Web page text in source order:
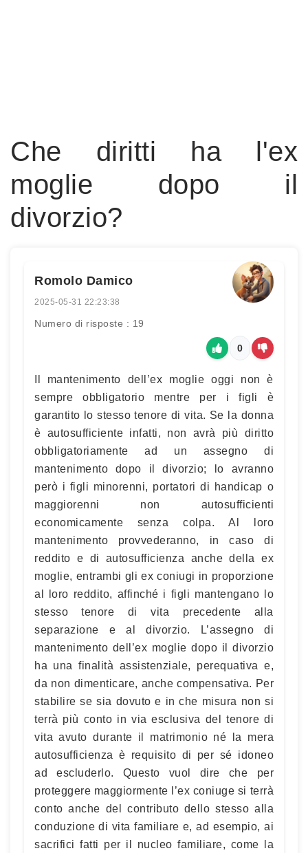
Che diritti ha l'ex
moglie dopo il
divorzio?
Romolo Damico
2025-05-31 22:23:38
Numero di risposte : 19
0
Il mantenimento dell’ex moglie oggi non è
sempre obbligatorio mentre per i figli è
garantito lo stesso tenore di vita. Se la donna
è autosufficiente infatti, non avrà più diritto
obbligatoriamente ad un assegno di
mantenimento dopo il divorzio; lo avranno
però i figli minorenni, portatori di handicap o
maggiorenni non autosufficienti
economicamente senza colpa. Al loro
mantenimento provvederanno, in caso di
reddito e di autosufficienza anche della ex
moglie, entrambi gli ex coniugi in proporzione
al loro reddito, affinché i figli mantengano lo
stesso tenore di vita precedente alla
separazione e al divorzio. L’assegno di
mantenimento dell’ex moglie dopo il divorzio
ha una finalità assistenziale, perequativa e,
da non dimenticare, anche compensativa. Per
stabilire se sia dovuto e in che misura non si
terrà più conto in via esclusiva del tenore di
vita avuto durante il matrimonio né la mera
autosufficienza è requisito di per sé idoneo
ad escluderlo. Questo vuol dire che per
proteggere maggiormente l’ex coniuge si terrà
conto anche del contributo dello stesso alla
conduzione di vita familiare e, ad esempio, ai
sacrifici fatti per il nucleo familiare, come la